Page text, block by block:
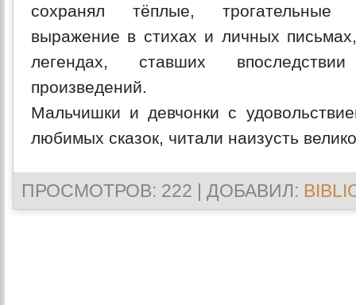
сохранял тёплые,
выражение в стихах и личных
легендах, ставших
произведений.
Мальчишки и девчонки с
любимых сказок, читали наизусть
ПРОСМОТРОВ: 222 | ДОБАВИЛ: